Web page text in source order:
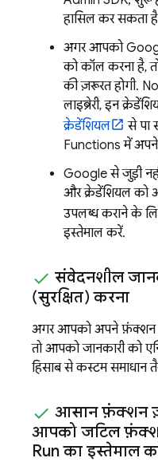
हासिल कर सकता
अगर आपको
को कॉल करना है,
की ज़रूरत होगी.
लाइब्रेरी, इन
क्रेडेंशियल
से पा
Functions में
Google से जुड़ी
और क्रेडेंशियल को
उपलब्ध कराने के
इस्तेमाल करें.
संवेदनशील
(सुरक्षित) करना
अगर आपको अपने फ़ंक्शन में
तो आपको जानकारी को
हिसाब से कस्टम समाधान
आसान फ़ंक्शन
आपको जटिल
Runका इस्तेमाल